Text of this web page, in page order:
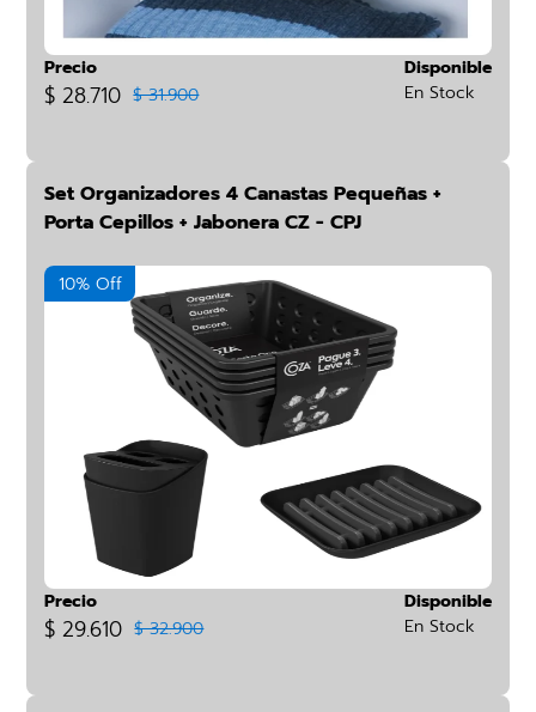
Precio
$ 28.710 $ 31.900
Disponible
En Stock
Set Organizadores 4 Canastas Pequeñas +
Porta Cepillos + Jabonera CZ - CPJ
10% Off
Precio
$ 29.610 $ 32.900
Disponible
En Stock